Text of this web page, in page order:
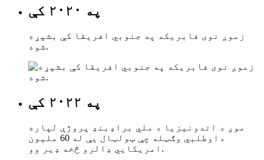
په ۲۰۲۰ کې
زموږ نوی فابریکه په جنوبي افریقا کې بشپړه
شوه.
په ۲۰۲۲ کې
موږ د اندونیزیا د ملي براډبنډ پروژې لپاره
داوطلبي وګټله چې ټولټال یې له 60 ملیون
امریکایي ډالرو څخه ډیر وو.